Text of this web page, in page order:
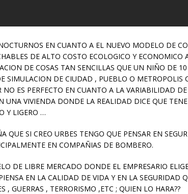
EN CUANTO A EL NUEVO MODELO DE
DE ALTO COSTO ECOLOGICO Y
DE COSAS TAN SENCILLAS QUE UN NIÑO DE
SIMULACION DE CIUDAD , PUEBLO O METROPOLIS
NO ES PERFECTO EN CUANTO A LA VARIABILIDAD
UNA VIVIENDA DONDE LA REALIDAD DICE QUE
Y LIGERO …
QUE SI CREO URBES TENGO QUE PENSAR EN
EN COMPAÑIAS DE BOMBERO.
DE LIBRE MERCADO DONDE EL EMPRESARIO
EN LA CALIDAD DE VIDA Y EN LA SEGURIDAD
, GUERRAS , TERRORISMO ,ETC ; QUIEN LO HARA??